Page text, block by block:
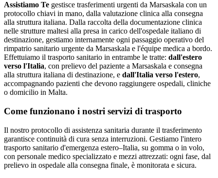
Assistiamo Te gestisce trasferimenti urgenti da Marsaskala con un
protocollo chiavi in mano, dalla valutazione clinica alla consegna
alla struttura italiana. Dalla raccolta della documentazione clinica
nelle strutture maltesi alla presa in carico dell'ospedale italiano di
destinazione, gestiamo internamente ogni passaggio operativo del
rimpatrio sanitario urgente da Marsaskala e l'équipe medica a bordo.
Effettuiamo il trasporto sanitario in entrambe le tratte: dall'estero
verso l'Italia, con prelievo del paziente a Marsaskala e consegna
alla struttura italiana di destinazione, e dall'Italia verso l'estero,
accompagnando pazienti che devono raggiungere ospedali, cliniche
o domicilio in Malta.
Come funzionano i nostri servizi di trasporto
Il nostro protocollo di assistenza sanitaria durante il trasferimento
garantisce continuità di cura senza interruzioni. Gestiamo l'intero
trasporto sanitario d'emergenza estero–Italia, su gomma o in volo,
con personale medico specializzato e mezzi attrezzati: ogni fase, dal
prelievo in ospedale alla consegna finale, è monitorata e sicura.